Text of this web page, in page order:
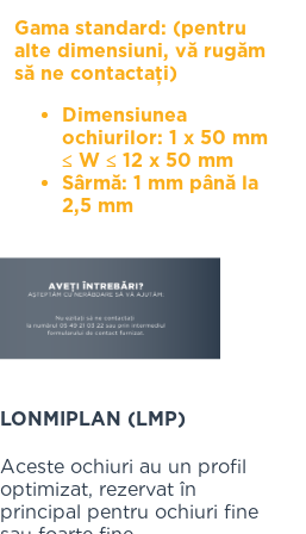
Gama standard: (pentru
alte dimensiuni, vă rugăm
să ne contactați)
Dimensiunea
ochiurilor: 1 x 50 mm
≤ W ≤ 12 x 50 mm
Sârmă: 1 mm până la
2,5 mm
LONMIPLAN (LMP)
Aceste ochiuri au un profil
optimizat, rezervat în
principal pentru ochiuri fine